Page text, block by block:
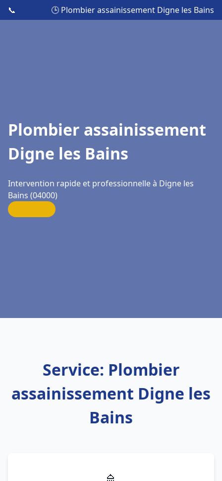
📞 🕒 Plombier assainissement Digne les Bains
Plombier assainissement
Digne les Bains
Intervention rapide et professionnelle à Digne les
Bains (04000)
Service: Plombier
assainissement Digne les
Bains